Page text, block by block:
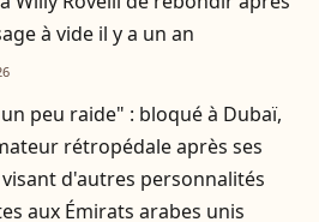
à vide il y a un an
un peu raide" : bloqué à Dubaï,
rétropédale après ses
d'autres personnalités
aux Émirats arabes unis